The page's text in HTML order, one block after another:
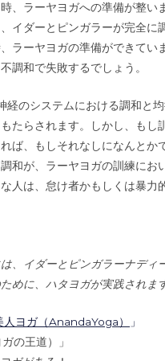
、ラーヤヨガへの準備が整い
イダーとピンガラーが完全に
ラーヤヨガの準備ができてい
調和で失敗するでしょう。
経のシステムにおける調和と
たらされます。しかし、もし
ば、もしそれなしになんとか
和が、ラーヤヨガの訓練にお
人は、怠け者かもしくは暴力
、イダーとピンガラーナディ
めに、ハタヨガが実践されます
人ヨガ（AnandaYoga）
」
の王道）」